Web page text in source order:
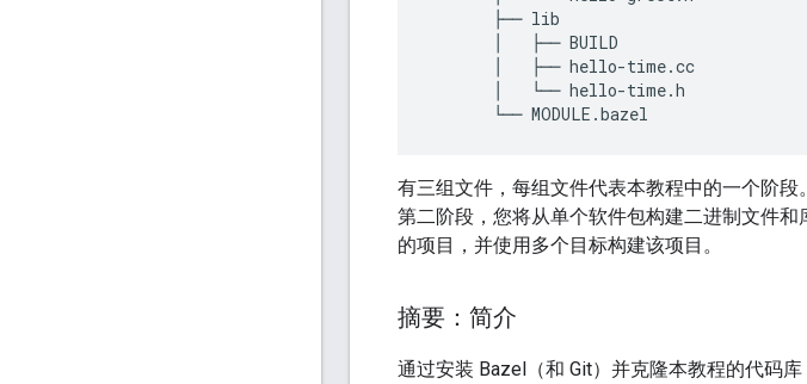
       ├── lib
       │   ├── BUILD
       │   ├── hello-time.cc
       │   └── hello-time.h
有三组文件，每组文件代表本教程中的一个阶
第二阶段，您将从单个软件包构建二进制文件
的项目，并使用多个目标构建该项目。
摘要：简介
通过安装 Bazel（和 Git）并克隆本教程的代码